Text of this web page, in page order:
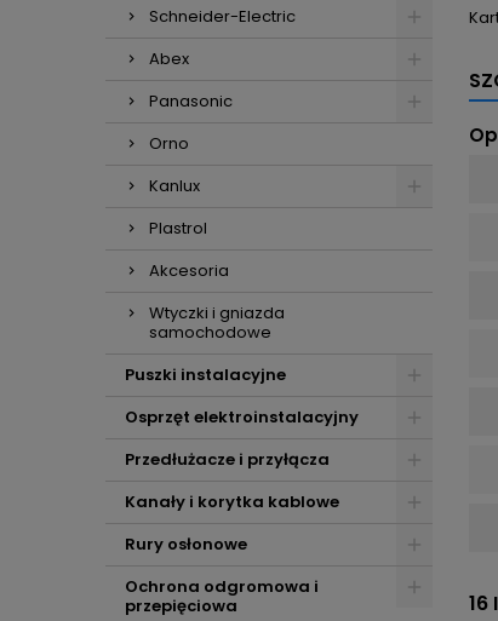
Schneider-Electric
Abex
Panasonic
Orno
Kanlux
Plastrol
Akcesoria
Wtyczki i gniazda
samochodowe
Puszki instalacyjne
Osprzęt elektroinstalacyjny
Przedłużacze i przyłącza
Kanały i korytka kablowe
Rury osłonowe
Ochrona odgromowa i
przepięciowa
16